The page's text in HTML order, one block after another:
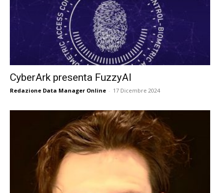
CyberArk presenta FuzzyAI
Redazione Data Manager Online - 17 Dicembre 2024